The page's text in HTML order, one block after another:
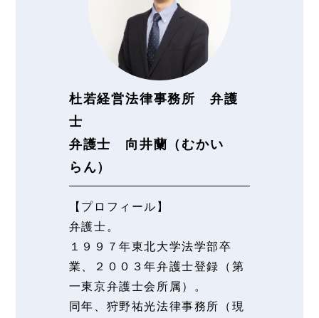
杜若経営法律事務所 弁護
士
弁護士 向井蘭（むかい
らん）
【プロフィール】
弁護士。
１９９７年東北大学法学部卒
業、２００３年弁護士登録（第
一東京弁護士会所属）。
同年、狩野祐光法律事務所（現